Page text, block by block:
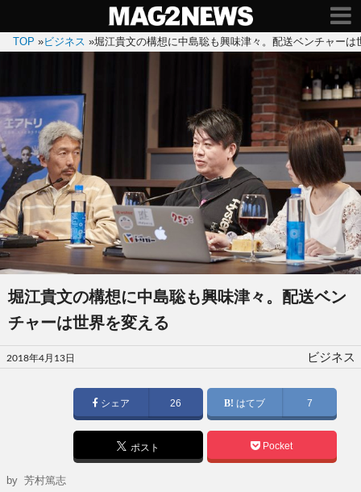
TOP »ビジネス »堀江貴文の構想に中島聡も興味津々。配送ベンチャーは
堀江貴文の構想に中島聡も興味津々。配送ベン
チャーは世界を変える
投
稿
2018年4月13日 ビジネス
シェア 26 はてブ 7
ポスト Pocket
by芳村篤志